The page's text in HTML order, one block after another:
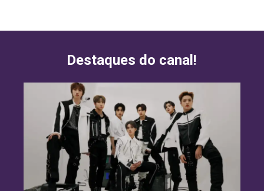
Destaques do canal!